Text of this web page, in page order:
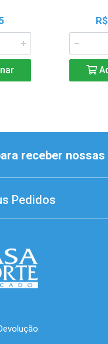
receber
Pedidos